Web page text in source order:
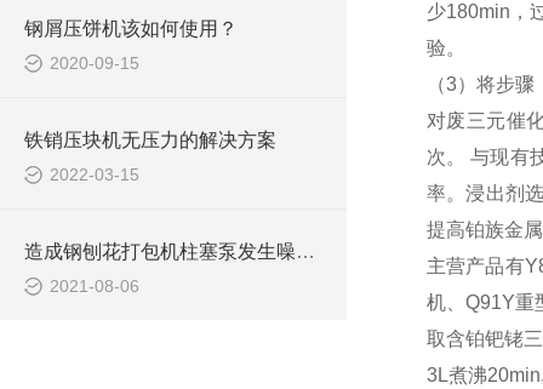
钢屑压饼机该如何使用？
2020-09-15
铁销压块机无压力的解决方案
2022-03-15
造成钢刨花打包机柱塞泵发生噪声的原因是什么？
2021-08-06
少180min，
验。
（3）将步
对废三元催
次。 与现有
率。浸出剂
提高铂族金
主营产品有
机、Q91Y重
取含铂钯铑
3L煮沸